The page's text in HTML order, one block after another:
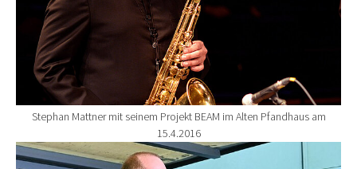
Stephan Mattner mit seinem Projekt BEAM im Alten Pfandhaus am
15.4.2016
Show larger version for: